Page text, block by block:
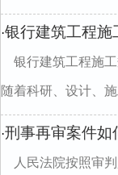
·银行建筑工程施
银行建筑工程施
随着科研、设计、
·刑事再审案件如
人民法院按照审